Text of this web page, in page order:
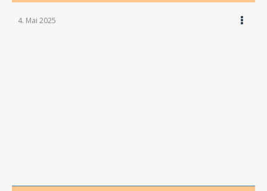
4. Mai 2025